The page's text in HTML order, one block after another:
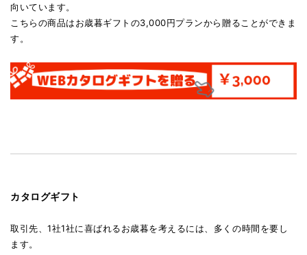
向いています。
こちらの商品はお歳暮ギフトの3,000円プランから贈ることができま
す。
カタログギフト
取引先、1社1社に喜ばれるお歳暮を考えるには、多くの時間を要し
ます。